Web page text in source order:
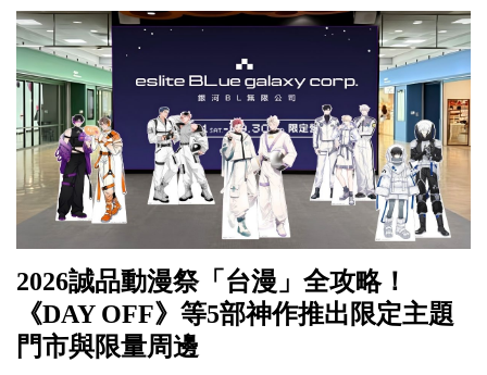
2026誠品動漫祭「台漫」全攻略！
《DAY OFF》等5部神作推出限定主題
門市與限量周邊